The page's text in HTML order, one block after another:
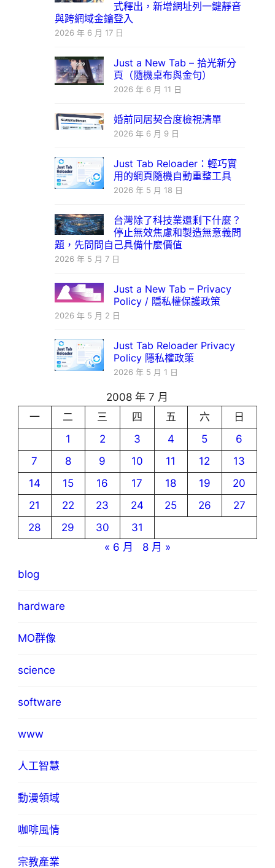
式釋出，新增網址列一鍵靜音
與跨網域金鑰登入
2026 年 6 月 17 日
Just a New Tab – 拾光新分
頁（隨機桌布與金句）
2026 年 6 月 11 日
婚前同居契合度檢視清單
2026 年 6 月 9 日
Just Tab Reloader：輕巧實
用的網頁隨機自動重整工具
2026 年 5 月 18 日
台灣除了科技業還剩下什麼？
停止無效焦慮和製造無意義問
題，先問問自己具備什麼價值
2026 年 5 月 7 日
Just a New Tab – Privacy
Policy / 隱私權保護政策
2026 年 5 月 2 日
Just Tab Reloader Privacy
Policy 隱私權政策
2026 年 5 月 1 日
2008 年 7 月
一
二 三 四 五 六
日
1
2 3 4 5
6
7
8 9 10 11 12
13
14
15 16 17 18 19
20
21
22 23 24 25 26
27
28
29 30
31
« 6 月
8 月 »
blog
hardware
MO群像
science
software
www
人工智慧
動漫領域
咖啡風情
宗教產業